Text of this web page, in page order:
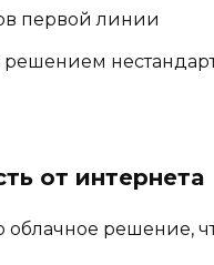
первой линии
решением
от интернета
облачное решение,